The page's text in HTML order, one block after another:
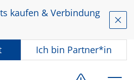
kaufen & Verbindung
Sie dieses Angebot?
Ich bin Partner*in